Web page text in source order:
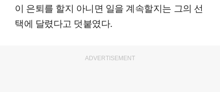
이 은퇴를 할지 아니면 일을 계속할지는 그의 선
택에 달렸다고 덧붙였다.
ADVERTISEMENT